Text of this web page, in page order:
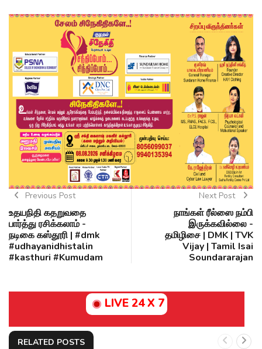
Previous Post
உதயநிதி கதறுவதை
பார்த்து ரசிக்கலாம் -
நடிகை கஸ்தூரி | #dmk
#udhayanidhistalin
#kasthuri #Kumudam
Next Post
நாங்கள் ரீல்ஸை நம்பி
இருக்கவில்லை -
தமிழிசை | DMK | TVK
Vijay | Tamil Isai
Soundararajan
LIVE 24 X 7
RELATED POSTS